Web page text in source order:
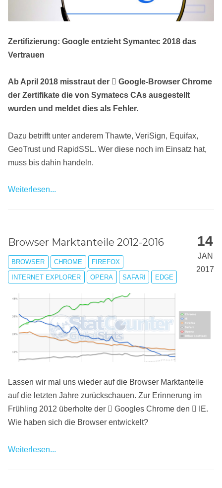
Zertifizierung: Google entzieht Symantec 2018 das
Vertrauen
Ab April 2018 misstraut der
Google-Browser Chrome
der Zertifikate die von Symatecs CAs ausgestellt
wurden und meldet dies als Fehler.
Dazu betrifft unter anderem Thawte, VeriSign, Equifax,
GeoTrust und RapidSSL. Wer diese noch im Einsatz hat,
muss bis dahin handeln.
Weiterlesen...
14
JAN
2017
Browser Marktanteile 2012-2016
BROWSER CHROME FIREFOX
INTERNET EXPLORER OPERA SAFARI EDGE
Lassen wir mal uns wieder auf die Browser Marktanteile
auf die letzten Jahre zurückschauen. Zur Erinnerung im
Frühling 2012 überholte der
Googles Chrome den
IE.
Wie haben sich die Browser entwickelt?
Weiterlesen...